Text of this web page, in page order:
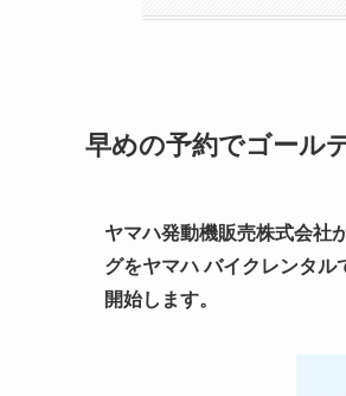
早めの予約でゴール
ヤマハ発動機販売株式会社
グをヤマハ バイクレンタル
開始します。